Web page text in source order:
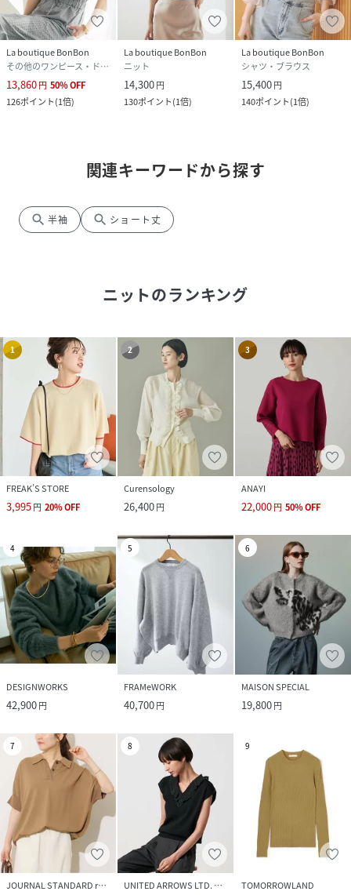
La boutique BonBon
その他のワンピース・ドレス
13,860円 50%OFF
126ポイント(1倍)
La boutique BonBon
ニット
14,300円
130ポイント(1倍)
La boutique BonBon
シャツ・ブラウス
15,400円
140ポイント(1倍)
関連キーワードから探す
search 半袖 search ショート丈
ニットのランキング
1
FREAK’S STORE
3,995円 20%OFF
2
Curensology
26,400円
3
ANAYI
22,000円 50%OFF
4
DESIGNWORKS
42,900円
5
FRAMeWORK
40,700円
6
MAISON SPECIAL
19,800円
7
JOURNAL STANDARD relume
8
UNITED ARROWS LTD. OUTLET
9
TOMORROWLAND